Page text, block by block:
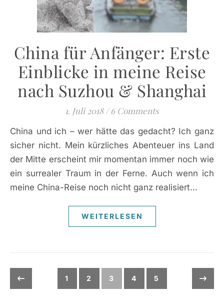
China für Anfänger: Erste
Einblicke in meine Reise
nach Suzhou & Shanghai
1. Juli 2018 / 6 Comments
China und ich – wer hätte das gedacht? Ich ganz
sicher nicht. Mein kürzliches Abenteuer ins Land
der Mitte erscheint mir momentan immer noch wie
ein surrealer Traum in der Ferne. Auch wenn ich
meine China-Reise noch nicht ganz realisiert…
WEITERLESEN
1 2 3 4 5